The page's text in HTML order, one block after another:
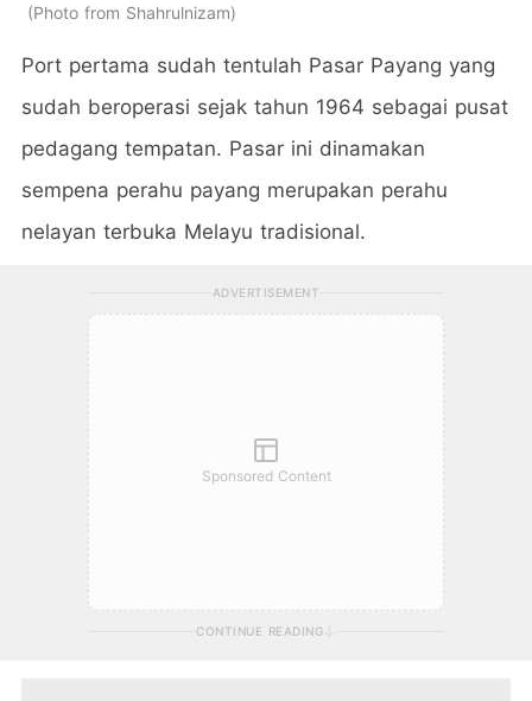
Photo from Shahrulnizam
Port pertama sudah tentulah Pasar Payang yang
sudah beroperasi sejak tahun 1964 sebagai pusat
pedagang tempatan. Pasar ini dinamakan
sempena perahu payang merupakan perahu
nelayan terbuka Melayu tradisional.
ADVERTISEMENT
Sponsored Content
CONTINUE READING